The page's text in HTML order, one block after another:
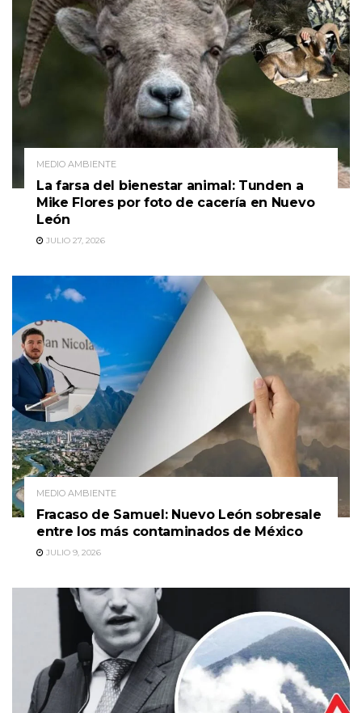
MEDIO AMBIENTE
La farsa del bienestar animal: Tunden a
Mike Flores por foto de cacería en Nuevo
León
JULIO 27, 2026
MEDIO AMBIENTE
Fracaso de Samuel: Nuevo León sobresale
entre los más contaminados de México
JULIO 9, 2026